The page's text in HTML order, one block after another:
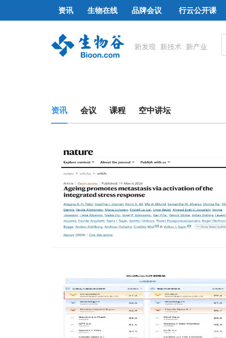
资讯 生物在线 品牌会议 行云公开课
资讯 会议 课程 空中讲坛